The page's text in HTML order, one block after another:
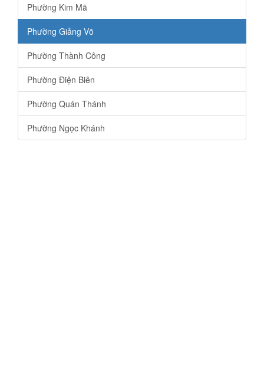
Phường Kim Mã
Phường Giảng Võ
Phường Thành Công
Phường Điện Biên
Phường Quán Thánh
Phường Ngọc Khánh